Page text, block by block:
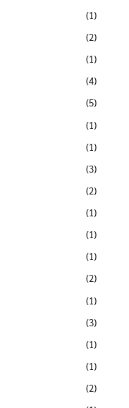
(1)
(2)
(1)
(4)
(5)
(1)
(1)
(3)
(2)
(1)
(1)
(1)
(2)
(1)
(3)
(1)
(1)
(2)